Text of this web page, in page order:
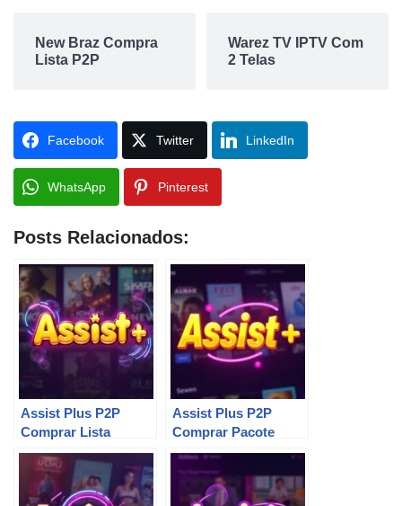
New Braz Compra
Lista P2P
Warez TV IPTV Com
2 Telas
Facebook Twitter LinkedIn
WhatsApp Pinterest
Posts Relacionados:
Assist Plus P2P
Comprar Lista
Assist Plus P2P
Comprar Pacote